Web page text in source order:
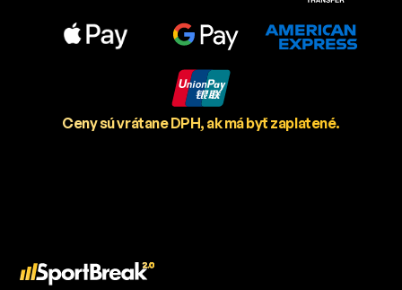
Ceny sú vrátane DPH, ak má byť zaplatené.